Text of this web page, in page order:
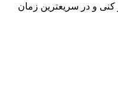
کنی و در سریعترین زمان